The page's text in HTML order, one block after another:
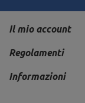
Il mio account
Regolamenti
Informazioni